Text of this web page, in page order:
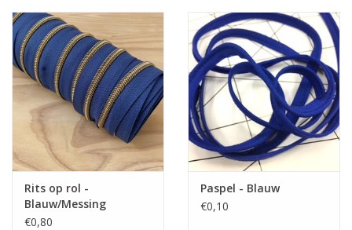
Stretch
Rits op rol -
Blauw/Messing
€0,80
Paspel - Blauw
€0,10